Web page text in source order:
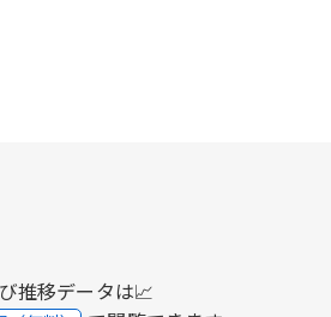
推移データは📈